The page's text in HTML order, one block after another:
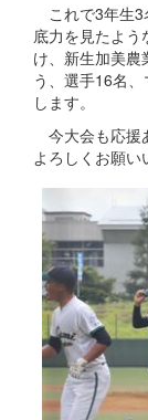
これで3年生3
底力を見たよ
け、新生加美農
う、選手16名
します。
今大会も応援
よろしくお願い